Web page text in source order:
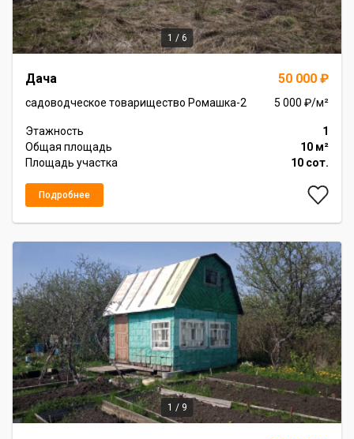
1 / 6
Дача 50 000 ₽
садоводческое товарищество Ромашка-2 5 000 ₽/м²
Этажность
1
Общая площадь
10 м²
Площадь участка
10 сот.
Подробнее
1 / 9